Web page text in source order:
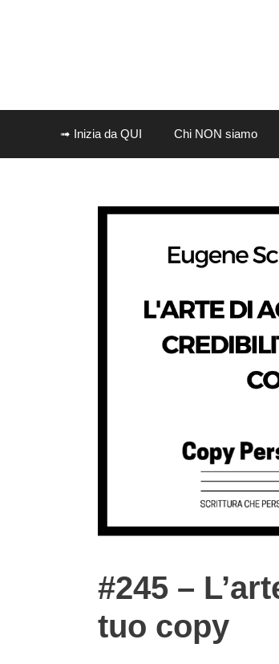
➟ Inizia da QUI Chi NON siamo
#245 –
tuo copy